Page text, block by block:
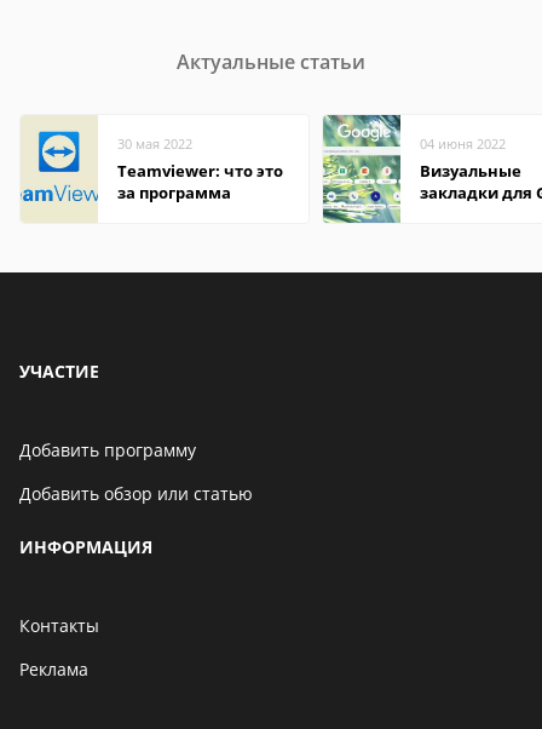
Актуальные статьи
30 мая 2022
Teamviewer: что это
за программа
04 июня 2022
Визуальные
закладки для
УЧАСТИЕ
Добавить программу
Добавить обзор или статью
ИНФОРМАЦИЯ
Контакты
Реклама